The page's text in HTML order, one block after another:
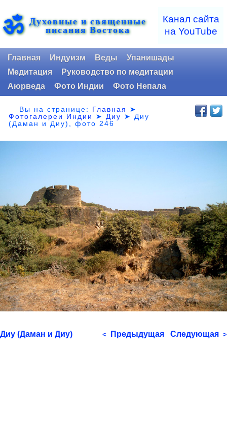
ॐ Духовные и священные
писания Востока
Канал сайта
на YouTube
Главная Индуизм Веды
Упанишады
Медитация
Руководство по медитации
Аюрведа
Фото Индии Фото Непала
Вы на странице: Главная
➤
Фотогалереи Индии
➤ Диу ➤ Диу
(Даман и Диу), фото 246
Диу (Даман и Диу) < Предыдущая Следующая >